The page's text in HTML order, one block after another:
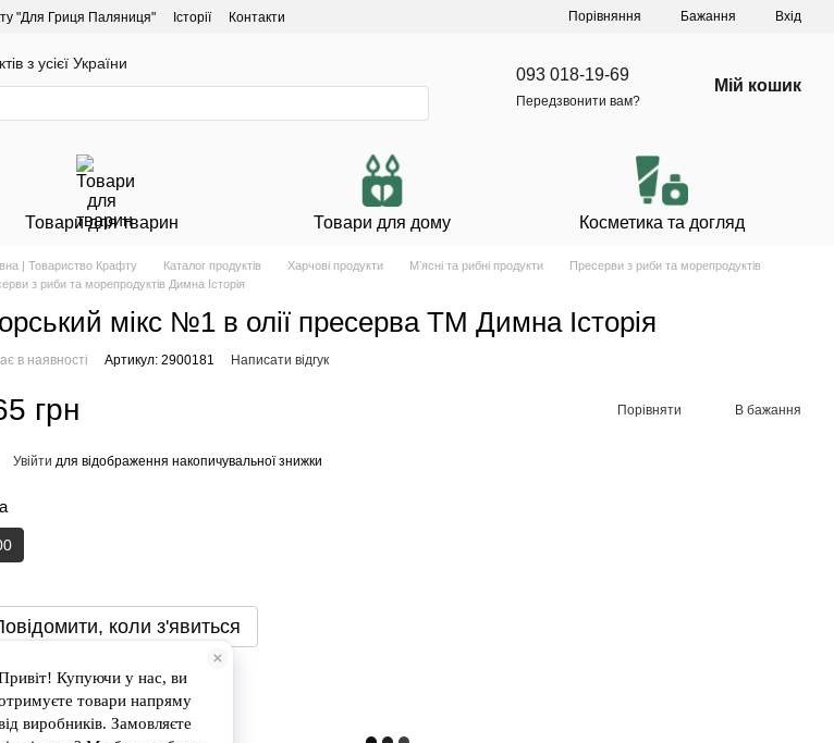
"Для Гриця Паляниця" Історії Контакти Порівняння Бажання Вхід
з усієї України
093 018-19-69
Передзвонити вам?
Мій кошик
Товари для тварин Товари для дому Косметика та догляд
| Товариство Крафту Каталог продуктів Харчові продукти Мʼясні та рибні продукти
Пресерви з риби та морепродуктів
з риби та морепродуктів Димна Історія
мікс №1 в олії пресерва ТМ Димна Історія
в наявності Артикул: 2900181 Написати відгук
грн Порівняти В бажання
Увійти для відображення накопичувальної знижки
коли з'явиться